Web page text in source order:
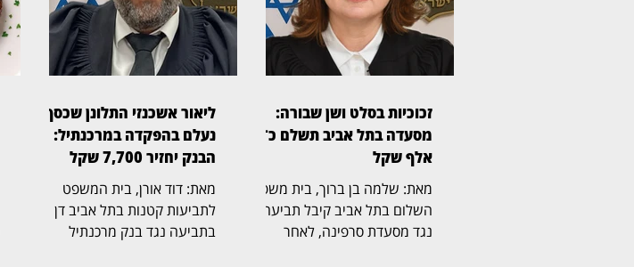
זכוכיות בסלט ושן שבורה:
אלף שקל
מאת: שלמה בן ברוך, בית משפט
השלום בתל אביב קיבל תביעה
נגד מסעדת סרפינה, לאחר
ליאור אשכנזי התלונן שכסף
נעלם בהפקדה במרכנתיל:
הבנק יחזיר 7,700 שקל
מאת: דוד אורן, בית המשפט
לתביעות קטנות בתל אביב דן
בתביעה נגד בנק מרכנתיל